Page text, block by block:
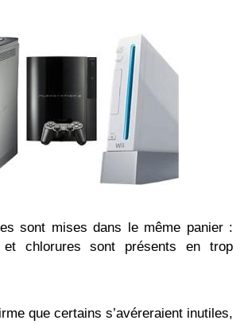
sont mises dans le même panier :
et chlorures sont présents en trop
que certains s’avéreraient inutiles,